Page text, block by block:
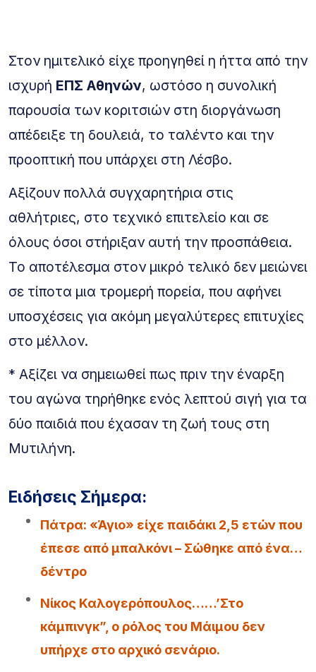
Στον ημιτελικό είχε προηγηθεί η ήττα από την
ισχυρή ΕΠΣ Αθηνών, ωστόσο η συνολική
παρουσία των κοριτσιών στη διοργάνωση
απέδειξε τη δουλειά, το ταλέντο και την
προοπτική που υπάρχει στη Λέσβο.
Αξίζουν πολλά συγχαρητήρια στις
αθλήτριες, στο τεχνικό επιτελείο και σε
όλους όσοι στήριξαν αυτή την προσπάθεια.
Το αποτέλεσμα στον μικρό τελικό δεν μειώνει
σε τίποτα μια τρομερή πορεία, που αφήνει
υποσχέσεις για ακόμη μεγαλύτερες επιτυχίες
στο μέλλον.
* Αξίζει να σημειωθεί πως πριν την έναρξη
του αγώνα τηρήθηκε ενός λεπτού σιγή για τα
δύο παιδιά που έχασαν τη ζωή τους στη
Μυτιλήνη.
Ειδήσεις Σήμερα:
Πάτρα: «Άγιο» είχε παιδάκι 2,5 ετών που
έπεσε από μπαλκόνι – Σώθηκε από ένα…
δέντρο
Νίκος Καλογερόπουλος……’Στο
κάμπινγκ”, ο ρόλος του Μάιμου δεν
υπήρχε στο αρχικό σενάριο.